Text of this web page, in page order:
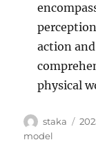
action
physical
投
稿
staka
投
model